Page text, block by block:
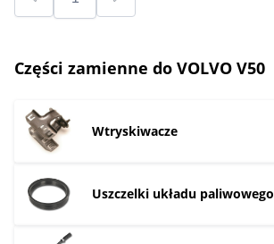
Części zamienne do VOLVO V50
Wtryskiwacze
Uszczelki układu paliwowego